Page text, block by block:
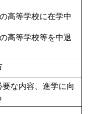
高等学校に在学中
高等学校等を中退
な内容、進学に向